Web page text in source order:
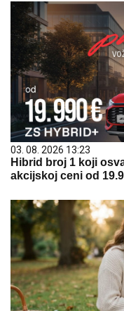
03. 08. 2026 13:23
Hibrid broj 1 koji
akcijskoj ceni od